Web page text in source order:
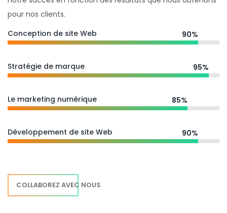
pour nos clients.
Conception de site Web
90%
Stratégie de marque 95%
Le marketing numérique 85%
Développement de site Web 90%
COLLABOREZ AVEC NOUS